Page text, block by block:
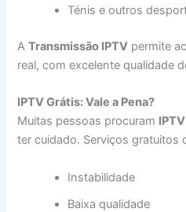
Ténis e outros
ATransmissão IPTV permite
real, com excelente qualidade
IPTV Grátis: Vale a Pena?
Muitas pessoas procuram
ter cuidado. Serviços gratuitos
Instabilidade
Baixa qualidade